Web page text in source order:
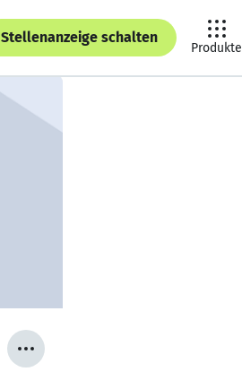
Stellenanzeige schalten
Produkte